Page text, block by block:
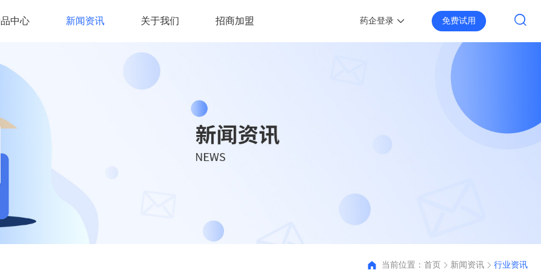
中心 新闻资讯 关于我们 招商加盟 药企登录 免费试用
当前位置： 首页 新闻资讯 行业资讯